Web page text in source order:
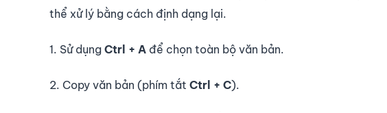
thể xử lý bằng cách định dạng lại.
1. Sử dụng Ctrl + A để chọn toàn bộ văn bản.
2. Copy văn bản (phím tắt Ctrl + C).